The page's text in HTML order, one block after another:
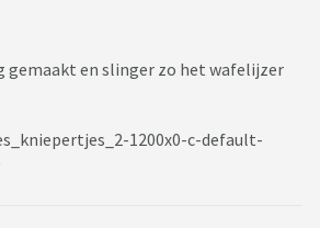
gemaakt en slinger zo het wafelijzer